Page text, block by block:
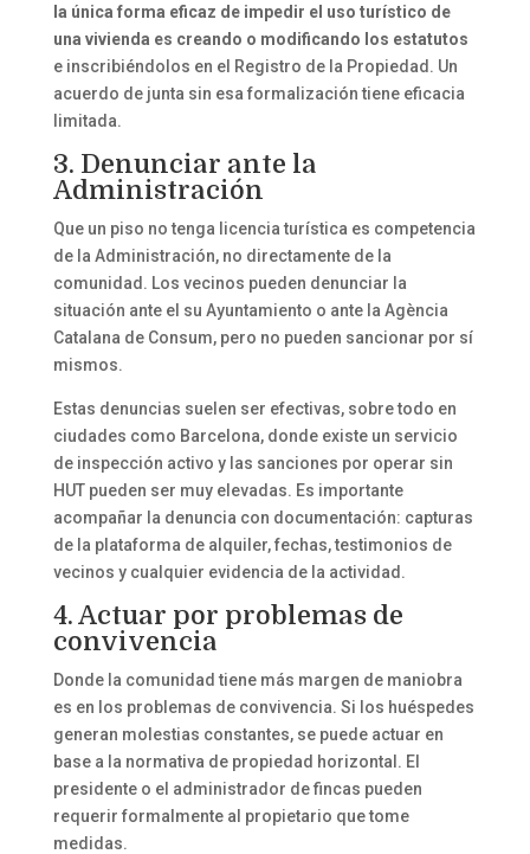
la única forma eficaz de impedir el uso turístico de
una vivienda es creando o modificando los estatutos
e inscribiéndolos en el Registro de la Propiedad. Un
acuerdo de junta sin esa formalización tiene eficacia
limitada.
3. Denunciar ante la
Administración
Que un piso no tenga licencia turística es competencia
de la Administración, no directamente de la
comunidad. Los vecinos pueden denunciar la
situación ante el su Ayuntamiento o ante la Agència
Catalana de Consum, pero no pueden sancionar por sí
mismos.
Estas denuncias suelen ser efectivas, sobre todo en
ciudades como Barcelona, donde existe un servicio
de inspección activo y las sanciones por operar sin
HUT pueden ser muy elevadas. Es importante
acompañar la denuncia con documentación: capturas
de la plataforma de alquiler, fechas, testimonios de
vecinos y cualquier evidencia de la actividad.
4. Actuar por problemas de
convivencia
Donde la comunidad tiene más margen de maniobra
es en los problemas de convivencia. Si los huéspedes
generan molestias constantes, se puede actuar en
base a la normativa de propiedad horizontal. El
presidente o el administrador de fincas pueden
requerir formalmente al propietario que tome
medidas.